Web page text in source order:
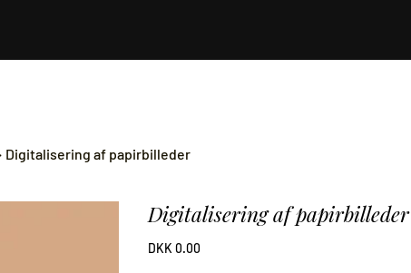
Digitalisering af papirbilleder
Digitalisering af papirbilleder
Pris
DKK 0.00